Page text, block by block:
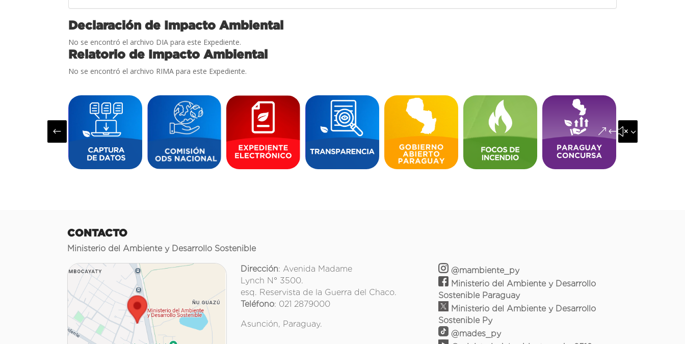
Declaración de Impacto Ambiental
No se encontró el archivo DIA para este Expediente.
Relatorio de Impacto Ambiental
No se encontró el archivo RIMA para este Expediente.
# &#x35;
CONTACTO
Ministerio del Ambiente y Desarrollo Sostenible
Dirección: Avenida Madame
Lynch N° 3500.
esq. Reservista de la Guerra del Chaco.
Teléfono: 021 2879000
Asunción, Paraguay.
@mambiente_py
Ministerio del Ambiente y Desarrollo
Sostenible Paraguay
Ministerio del Ambiente y Desarrollo
Sostenible Py
@mades_py